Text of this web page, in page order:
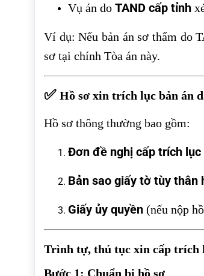
Vụ án do TAND cấp tỉnh
Ví dụ: Nếu bản án sơ thẩm do
sơ tại chính Tòa án này.
✅ Hồ sơ xin trích lục bản án
Hồ sơ thông thường bao gồm:
Đơn đề nghị cấp trích
Bản sao giấy tờ tùy thân
Giấy ủy quyền (nếu nộp
Trình tự, thủ tục xin cấp trích
Bước 1: Chuẩn bị hồ sơ